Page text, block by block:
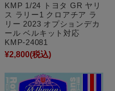
KMP 1/24 トヨタ GR ヤリ
ス ラリー1 クロアチア ラ
リー 2023 オプションデカ
ール ベルキット対応
KMP-24081
¥2,800(税込)